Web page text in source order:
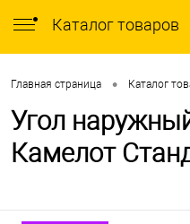
Каталог товаров
Главная страница • Каталог
Угол
Камелот